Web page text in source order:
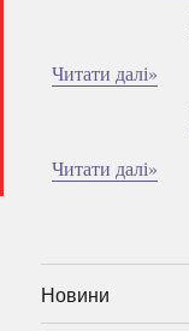
Читати далі»
Читати далі»
Новини